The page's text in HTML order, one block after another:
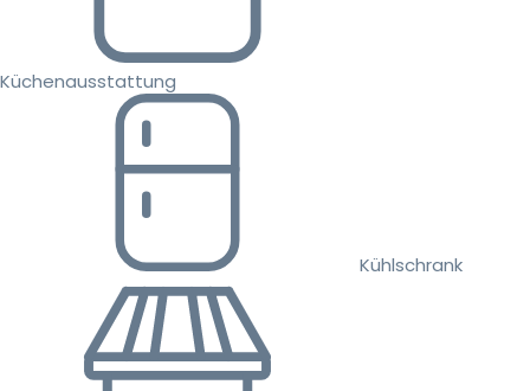
Küchenausstattung
Kühlschrank